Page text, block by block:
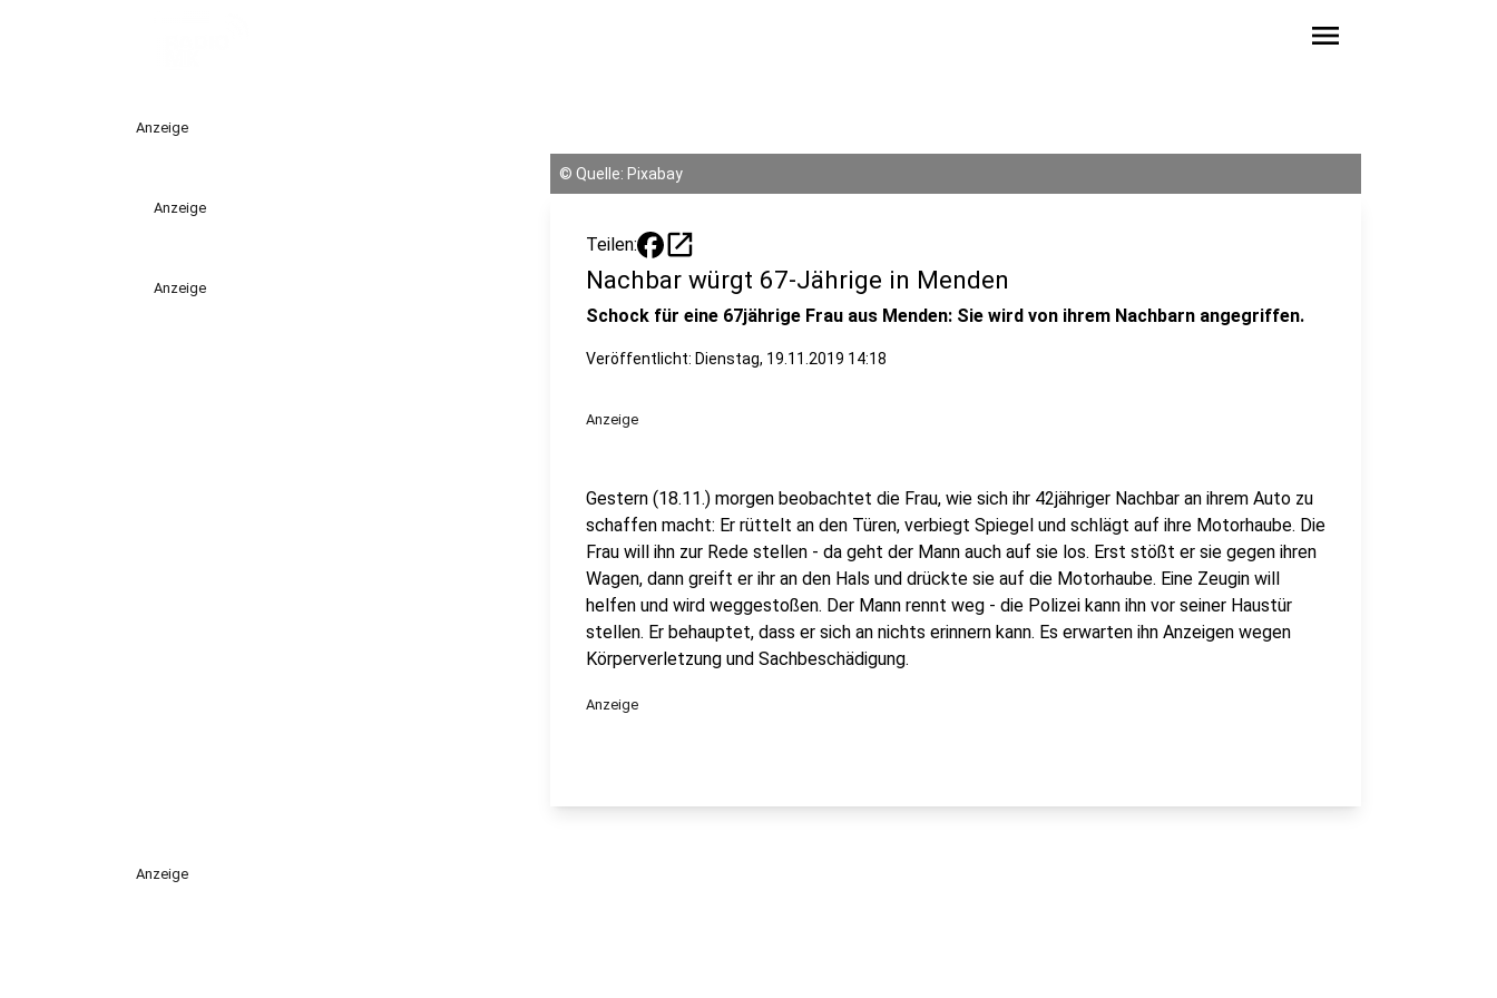
menu
Anzeige
Anzeige
Anzeige
© Quelle: Pixabay
Teilen: open_in_new
Nachbar würgt 67-Jährige in Menden
Schock für eine 67jährige Frau aus Menden: Sie wird von ihrem Nachbarn angegriffen.
Veröffentlicht: Dienstag, 19.11.2019 14:18
Anzeige
Gestern (18.11.) morgen beobachtet die Frau, wie sich ihr 42jähriger Nachbar an ihrem Auto zu
schaffen macht: Er rüttelt an den Türen, verbiegt Spiegel und schlägt auf ihre Motorhaube. Die
Frau will ihn zur Rede stellen - da geht der Mann auch auf sie los. Erst stößt er sie gegen ihren
Wagen, dann greift er ihr an den Hals und drückte sie auf die Motorhaube. Eine Zeugin will
helfen und wird weggestoßen. Der Mann rennt weg - die Polizei kann ihn vor seiner Haustür
stellen. Er behauptet, dass er sich an nichts erinnern kann. Es erwarten ihn Anzeigen wegen
Körperverletzung und Sachbeschädigung.
Anzeige
Anzeige